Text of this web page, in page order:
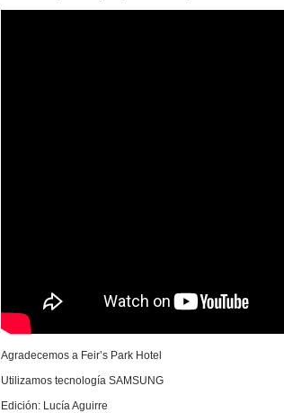
Agradecemos a Feir’s Park Hotel
Utilizamos tecnología SAMSUNG
Edición: Lucía Aguirre